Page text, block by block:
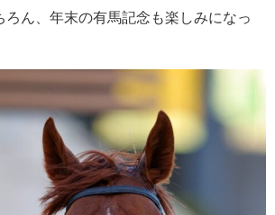
ろん、年末の有馬記念も楽しみになっ